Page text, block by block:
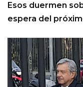
Esos duermen
espera del